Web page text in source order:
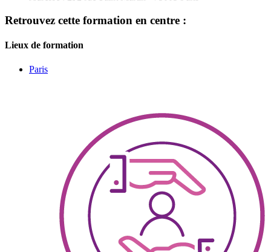
Retrouvez cette formation en centre :
Lieux de formation
Paris